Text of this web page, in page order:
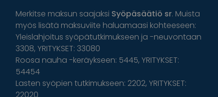
Merkitse maksun saajaksi Syöpäsäätiö sr. Muista
myös lisätä maksuviite haluamaasi kohteeseen:
Yleislahjoitus syöpätutkimukseen ja -neuvontaan
3308, YRITYKSET: 33080
Roosa nauha -keräykseen: 5445, YRITYKSET:
54454
Lasten syöpien tutkimukseen: 2202, YRITYKSET: